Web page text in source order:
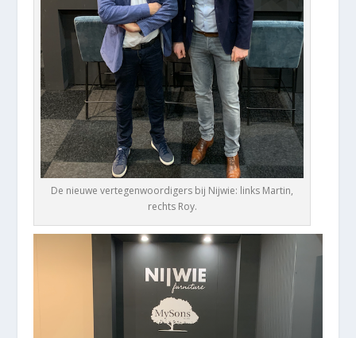
De nieuwe vertegenwoordigers bij Nijwie: links Martin,
rechts Roy.